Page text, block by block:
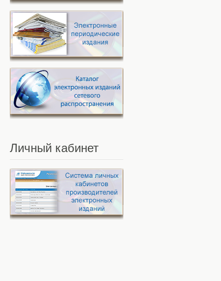
Личный кабинет